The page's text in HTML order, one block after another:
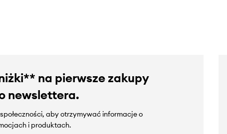
na pierwsze zakupy
newslettera.
aby otrzymywać informacje o
i produktach.